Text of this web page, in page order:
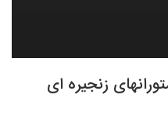
زنجیره ای